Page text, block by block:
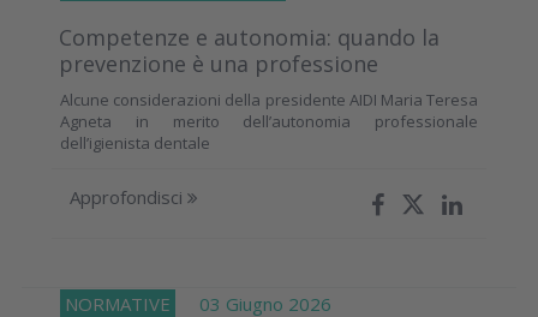
Competenze e autonomia: quando la
prevenzione è una professione
Alcune considerazioni della presidente AIDI Maria Teresa
Agneta in merito dell’autonomia professionale
dell’igienista dentale
Approfondisci
NORMATIVE 03 Giugno 2026